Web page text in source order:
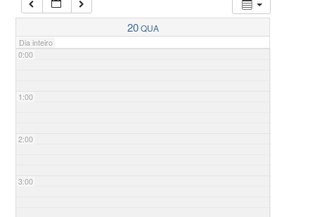
20QUA
Dia inteiro
0:00
1:00
2:00
3:00